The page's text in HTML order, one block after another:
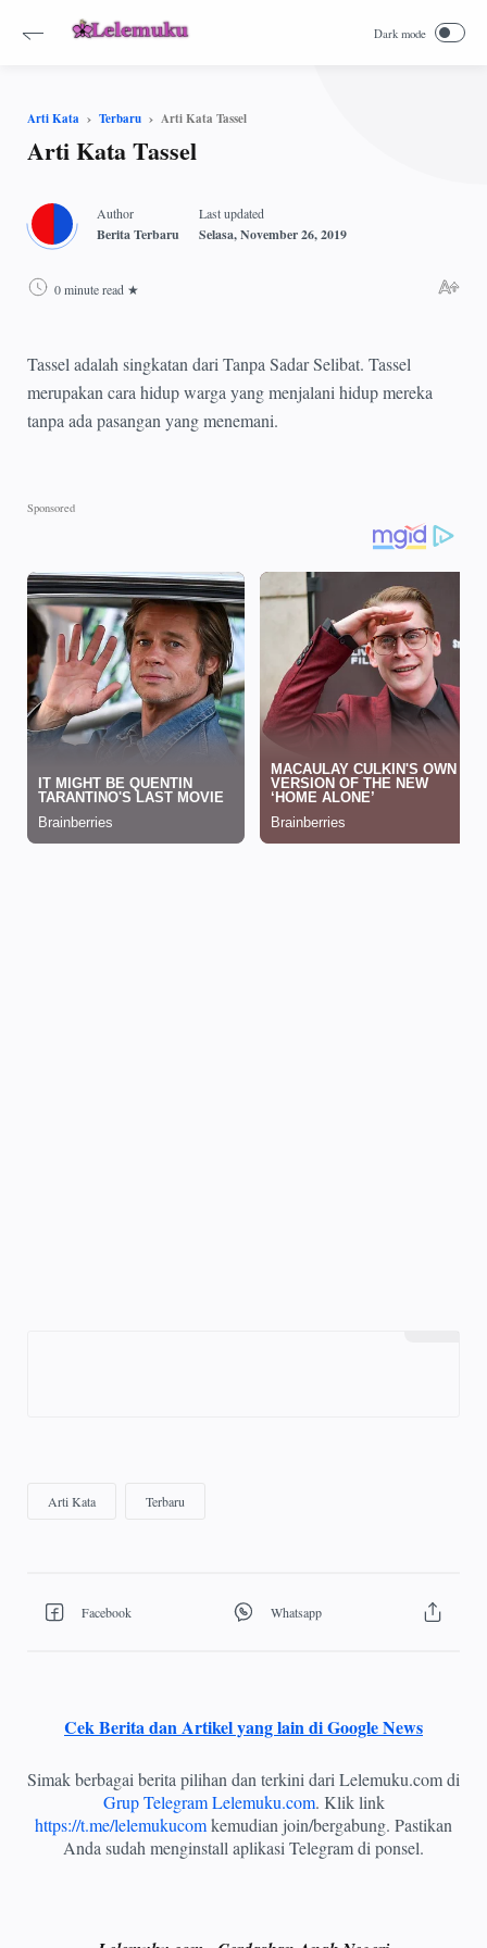
Arti Kata Terbaru Arti Kata Tassel
Arti Kata Tassel
0 minute read
Tassel adalah singkatan dari Tanpa Sadar Selibat. Tassel
merupakan cara hidup warga yang menjalani hidup mereka
tanpa ada pasangan yang menemani.
Cek Berita dan Artikel yang lain di Google News
Simak berbagai berita pilihan dan terkini dari Lelemuku.com di
Grup Telegram Lelemuku.com. Klik link
https://t.me/lelemukucomkemudian join/bergabung. Pastikan
Anda sudah menginstall aplikasi Telegram di ponsel.